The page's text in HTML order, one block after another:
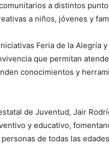
a distintos
a niños, jóvenes y
Feria de la Alegría
que permitan
conocimientos y
de Juventud, Jair
y educativo,
de todas las